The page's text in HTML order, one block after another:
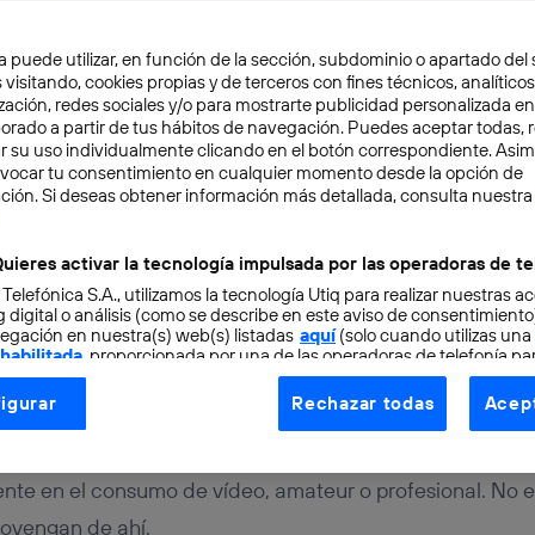
3 min
plugins de
de YouTube
en el consumo de vídeo, amateur o profesional. No
de ahí.
puede utilizar, en función de la sección, subdominio o apartado del
visitando, cookies propias y de terceros con fines técnicos,
redes sociales y/o para mostrarte publicidad personalizada
a partir de tus hábitos de navegación. Puedes aceptar todas,
su uso individualmente clicando en el botón correspondiente.
tu consentimiento en cualquier momento desde la opción de
Si deseas obtener información más detallada, consulta nuestra
activar la tecnología impulsada por las operadoras de
S.A., utilizamos la tecnología Utiq para realizar nuestras
digital o análisis (como se describe en este aviso de
en nuestra(s) web(s) listadas aquí(solo cuando utilizas una
, proporcionada por una de las operadoras de telefonía
consentimiento en cada página web).
Utiq está diseñada con la privacidad como prioridad
tu dirección IP y otra información de la cuenta de cliente de
a la conexión que utilizas (p. ej., número de teléfono móvil).
Rechazar todas